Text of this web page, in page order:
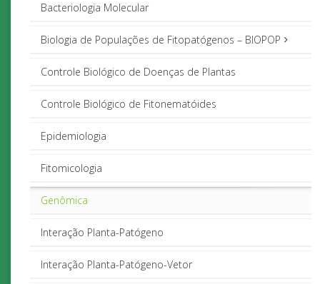
Bacteriologia Molecular
Biologia de Populações de Fitopatógenos – BIOPOP
Controle Biológico de Doenças de Plantas
Controle Biológico de Fitonematóides
Epidemiologia
Fitomicologia
Genômica
Interação Planta-Patógeno
Interação Planta-Patógeno-Vetor